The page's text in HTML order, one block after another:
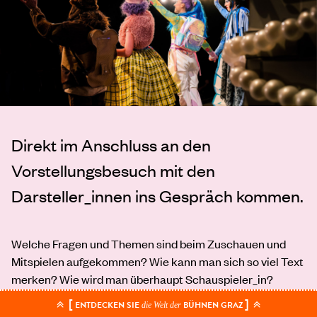
Direkt im Anschluss an den
Vorstellungsbesuch mit den
Darsteller_innen ins Gespräch kommen.
Welche Fragen und Themen sind beim Zuschauen und
Mitspielen aufgekommen? Wie kann man sich so viel Text
merken? Wie wird man überhaupt Schauspieler_in?
Direkt im Anschluss an den Vorstellungsbesuch gibt es
[ENTDECKEN SIE die Welt derBÜHNEN GRAZ]